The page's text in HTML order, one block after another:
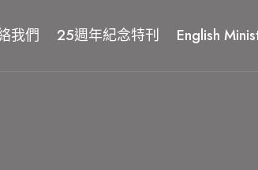
我們 25週年紀念特刊 English